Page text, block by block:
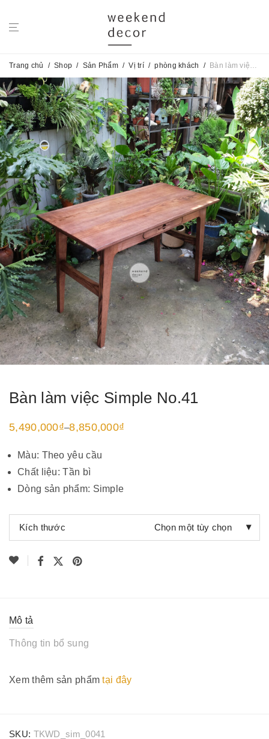
Trang chủ / Shop / Sản Phẩm / Vị trí / phòng khách / Bàn làm việc Simple No.41
Bàn làm việc Simple No.41
5,490,000₫–8,850,000₫
Khoảng
5,490,000₫
đến
8,850,000₫
Màu: Theo yêu cầu
Chất liệu: Tần bì
Dòng sản phẩm: Simple
Kích thước Chọn một tùy chọn
Số lượng
Mô tả
Thông tin bổ sung
Xem thêm sản phẩm tại đây
SKU: TKWD_sim_0041